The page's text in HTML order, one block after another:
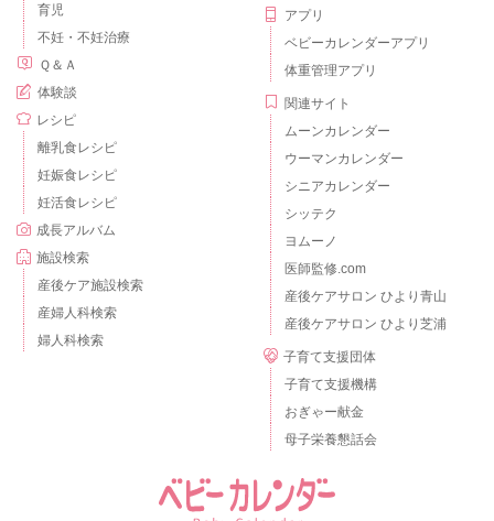
育児
不妊・不妊治療
Ｑ＆Ａ
体験談
レシピ
離乳食レシピ
妊娠食レシピ
妊活食レシピ
成長アルバム
施設検索
産後ケア施設検索
産婦人科検索
婦人科検索
アプリ
ベビーカレンダーアプリ
体重管理アプリ
関連サイト
ムーンカレンダー
ウーマンカレンダー
シニアカレンダー
シッテク
ヨムーノ
医師監修.com
産後ケアサロン ひより青山
産後ケアサロン ひより芝浦
子育て支援団体
子育て支援機構
おぎゃー献金
母子栄養懇話会